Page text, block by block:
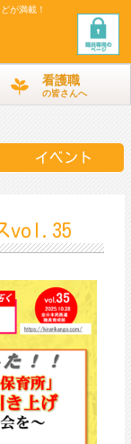
が満載！
看護職
の皆さんへ
イベント
vol.35